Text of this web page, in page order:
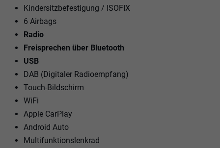
Kindersitzbefestigung / ISOFIX
6 Airbags
Radio
Freisprechen über Bluetooth
USB
DAB (Digitaler Radioempfang)
Touch-Bildschirm
WiFi
Apple CarPlay
Android Auto
Multifunktionslenkrad